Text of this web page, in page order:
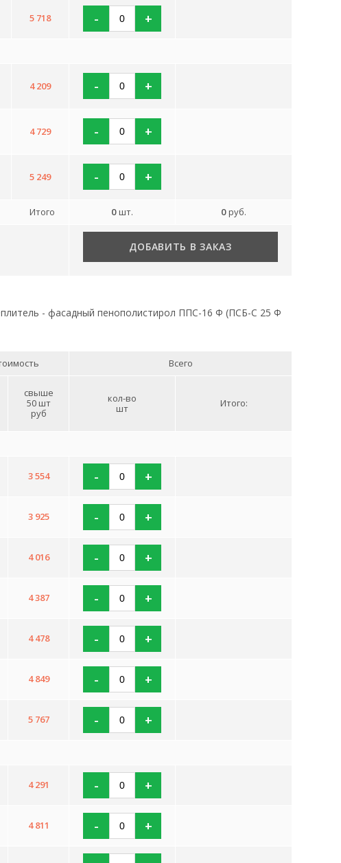
5 718 - +
4 209 - +
4 729 - +
5 249 - +
Итого 0шт. 0руб.
ДОБАВИТЬ В ЗАКАЗ
- фасадный пенополистирол ППС-16 Ф (ПСБ-С 25 Ф
Всего
свыше
50 шт
руб
кол-во
шт
Итого:
3 554 - +
3 925 - +
4 016 - +
4 387 - +
4 478 - +
4 849 - +
5 767 - +
4 291 - +
4 811 - +